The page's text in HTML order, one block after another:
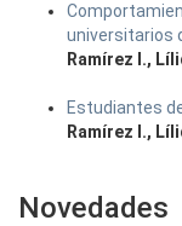
universitarios
Ramírez I.,
Estudiantes
Ramírez I.,
Novedades